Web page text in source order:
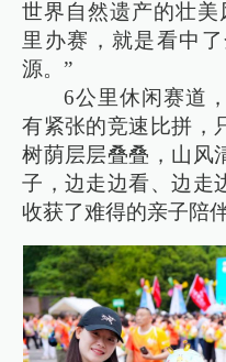
世界自然遗产的壮美
里办赛，就是看中
源。”
6公里休闲赛道
有紧张的竞速比拼，
树荫层层叠叠，山风
子，边走边看、边走
收获了难得的亲子陪